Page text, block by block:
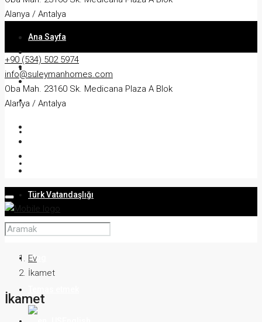
Alanya / Antalya
Ana Sayfa
Daire
Türk Vatandaşlığı
Hizmetler
Blog
+90 (534) 502 5974
info@suleymanhomes.com
Oba Mah. 23160 Sk. Medicana Plaza A Blok
Alanya / Antalya
Ev
İkamet
İkamet